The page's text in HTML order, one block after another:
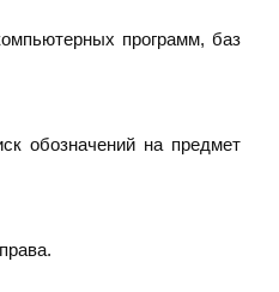
программ, баз
обозначений на предмет